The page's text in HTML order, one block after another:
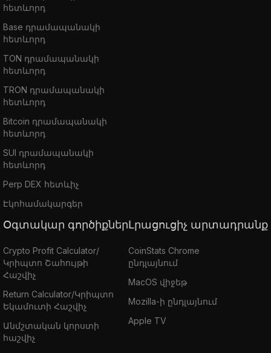
հետևորդ
Base դրամապանակի
հետևորդ
TON դրամապանակի
հետևորդ
TRON դրամապանակի
հետևորդ
Bitcoin դրամապանակի
հետևորդ
SUI դրամապանակի
հետևորդ
Perp DEX հետևիչ
Էկոհամակարգեր
Օգտակար գործիքներ
Crypto Profit Calculator/
Կրիպտո Շահույթի
Հաշվիչ
Return Calculator/Կրիպտո
Եկամուտի Հաշվիչ
Անմշտական կորստի
հաշվիչ
Լրացուցիչ արտադրանք
CoinStats Chrome
ընդլայնում
MacOS վիջեթ
Mozilla-ի ընդլայնում
Apple TV